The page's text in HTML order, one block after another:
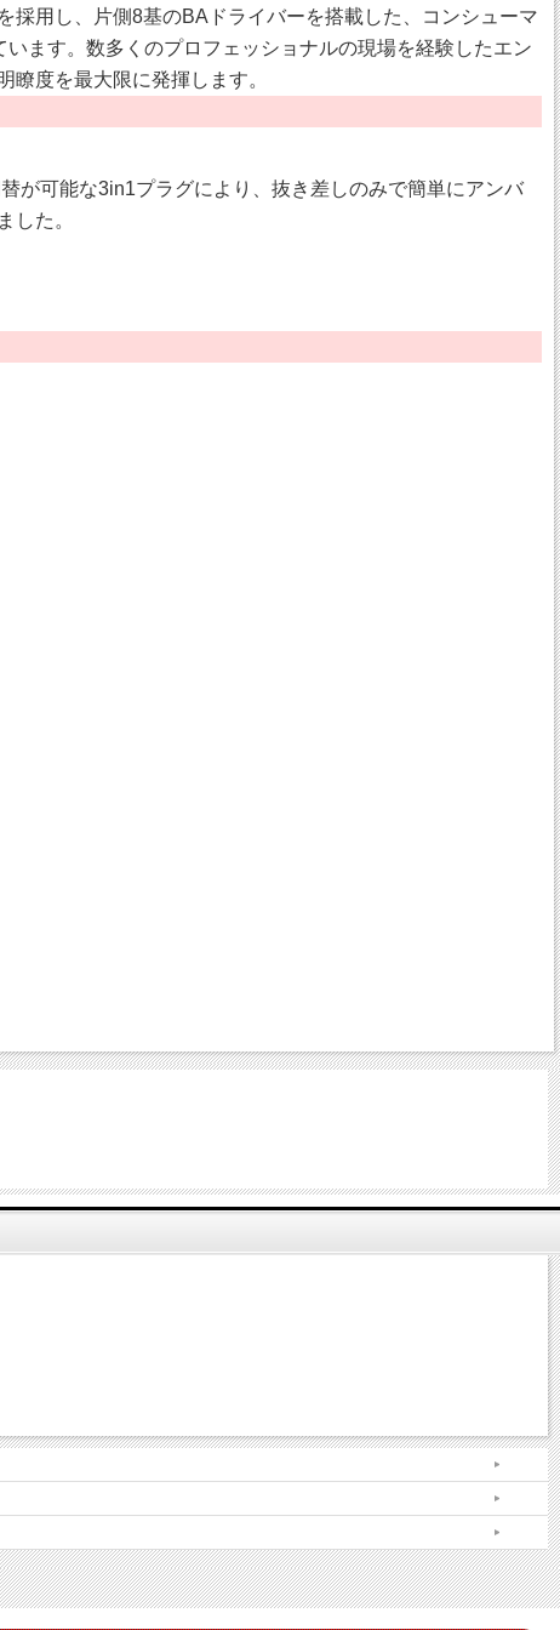
用し、片側8基のBAドライバーを搭載した、コンシューマ
ます。数多くのプロフェッショナルの現場を経験したエン
度を最大限に発揮します。
が可能な3in1プラグにより、抜き差しのみで簡単にアンバ
した。